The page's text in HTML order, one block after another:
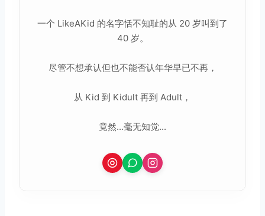
一个 LikeAKid 的名字恬不知耻的从 20 岁叫到了
40 岁。
尽管不想承认但也不能否认年华早已不再，
从 Kid 到 Kidult 再到 Adult，
竟然...毫无知觉...